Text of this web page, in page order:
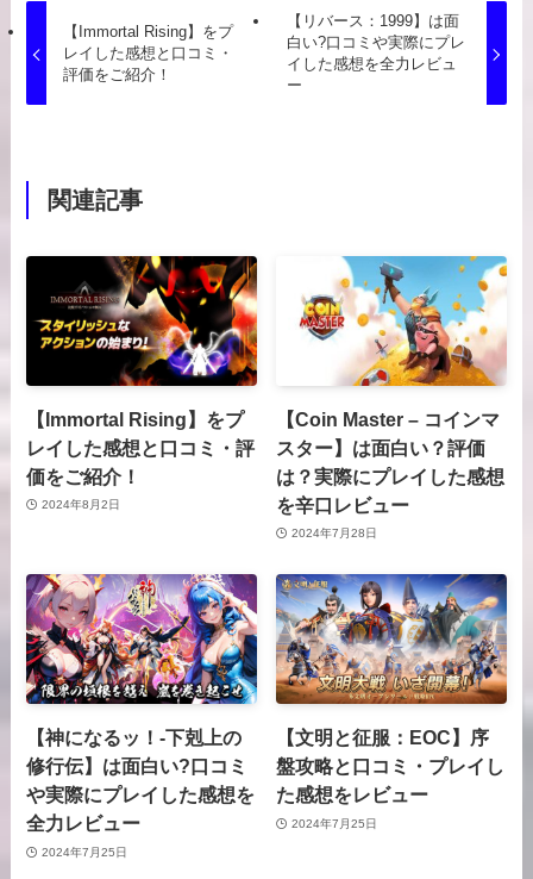
【Immortal Rising】をプ
レイした感想と口コミ・
評価をご紹介！
【リバース：1999】は面
白い?口コミや実際にプレ
イした感想を全力レビュ
ー
関連記事
【Immortal Rising】をプ
レイした感想と口コミ・評
価をご紹介！
2024年8月2日
【Coin Master – コインマ
スター】は面白い？評価
は？実際にプレイした感想
を辛口レビュー
2024年7月28日
【神になるッ！-下剋上の
修⾏伝】は面白い?口コミ
や実際にプレイした感想を
全力レビュー
2024年7月25日
【文明と征服：EOC】序
盤攻略と口コミ・プレイし
た感想をレビュー
2024年7月25日